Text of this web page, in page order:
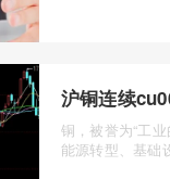
沪铜连续
铜，被誉为“工
能源转型、基础